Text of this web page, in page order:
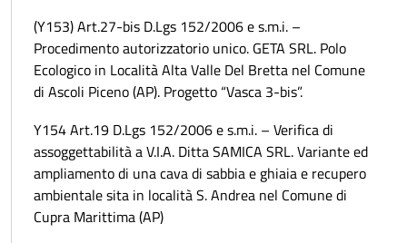
(Y153) Art.27-bis D.Lgs 152/2006 e s.m.i. –
Procedimento autorizzatorio unico. GETA SRL. Polo
Ecologico in Località Alta Valle Del Bretta nel Comune
di Ascoli Piceno (AP). Progetto “Vasca 3-bis”.
Y154 Art.19 D.Lgs 152/2006 e s.m.i. – Verifica di
assoggettabilità a V.I.A. Ditta SAMICA SRL. Variante ed
ampliamento di una cava di sabbia e ghiaia e recupero
ambientale sita in località S. Andrea nel Comune di
Cupra Marittima (AP)